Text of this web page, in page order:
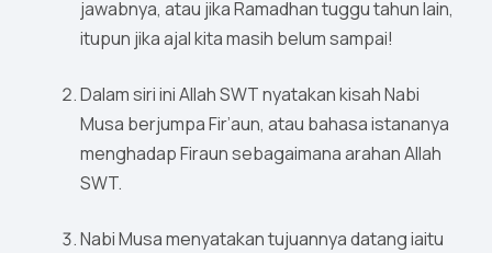
jawabnya, atau jika Ramadhan tuggu tahun lain,
itupun jika ajal kita masih belum sampai!
Dalam siri ini Allah SWT nyatakan kisah Nabi
Musa berjumpa Fir’aun, atau bahasa istananya
menghadap Firaun sebagaimana arahan Allah
SWT.
Nabi Musa menyatakan tujuannya datang iaitu